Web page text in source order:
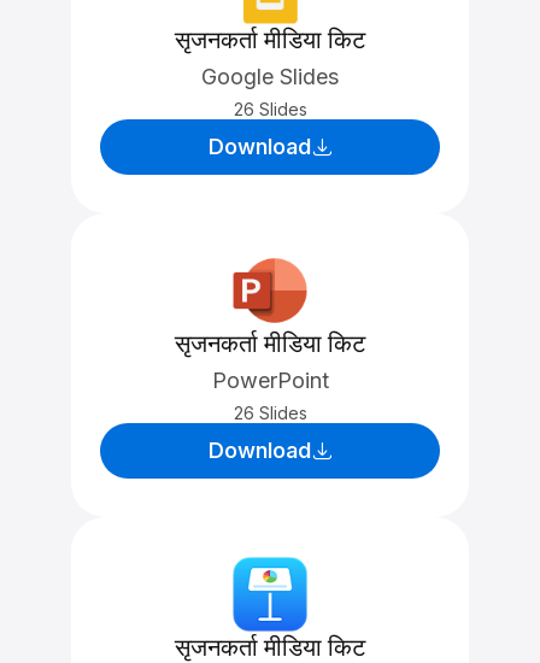
सृजनकर्ता मीडिया किट
Google Slides
26 Slides
Download
सृजनकर्ता मीडिया किट
PowerPoint
26 Slides
Download
सृजनकर्ता मीडिया किट